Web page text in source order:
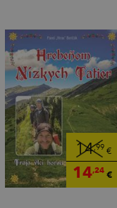
14,99 €
14,24€